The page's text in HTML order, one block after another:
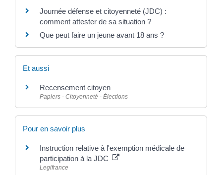
Journée défense et citoyenneté (JDC) :
comment attester de sa situation ?
Que peut faire un jeune avant 18 ans ?
Et aussi
Recensement citoyen
Papiers - Citoyenneté - Élections
Pour en savoir plus
Instruction relative à l'exemption médicale de
participation à la JDC
Legifrance